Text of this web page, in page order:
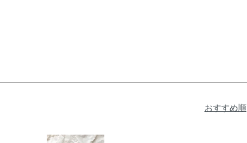
おすすめ順